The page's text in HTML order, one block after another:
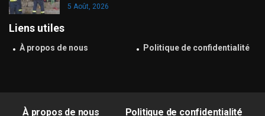
5 Août, 2026
Liens utiles
À propos de nous Politique de confidentialité
À propos de nous Politique de confidentialité